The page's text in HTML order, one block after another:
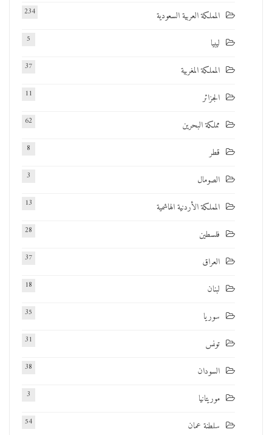
المملكة العربية السعودية 234
ليبيا 5
المملكة المغربية 37
الجزائر 11
مملكة البحرين 62
قطر 8
الصومال 3
المملكة الأردنية الهاشمية 13
فلسطين 28
العراق 37
لبنان 18
سوريا 35
تونس 31
السودان 38
موريتانيا 3
سلطنة عمان 54